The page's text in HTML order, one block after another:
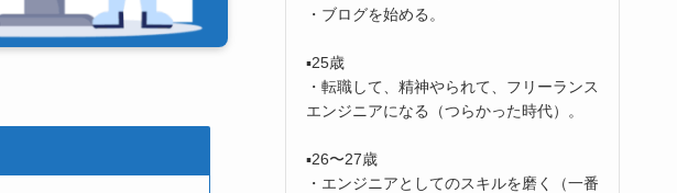
・ブログを始める。
▪️25歳
・転職して、精神やられて、フリーランス
エンジニアになる（つらかった時代）。
▪️26〜27歳
・エンジニアとしてのスキルを磨く（一番